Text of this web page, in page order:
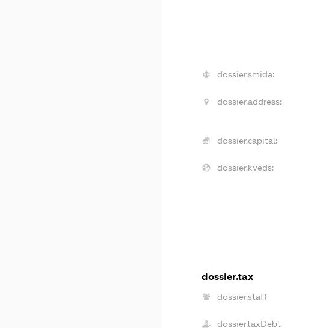
dossier.smida:
dossier.address:
dossier.capital:
dossier.kveds:
dossier.tax
dossier.staff
dossier.taxDebt